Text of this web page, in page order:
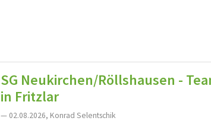
SG Neukirchen/Röllshausen -
in Fritzlar
— 02.08.2026, Konrad Selentschik